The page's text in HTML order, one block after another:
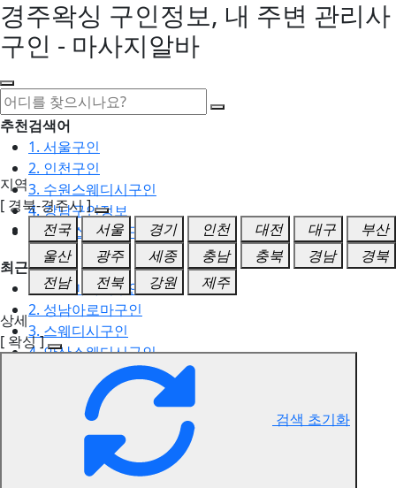
경주왁싱 구인정보, 내 주변 관리사
구인 - 마사지알바
추천검색어
1. 서울구인
2. 인천구인
3. 수원스웨디시구인
4. 강남구인정보
5. 동탄스웨디시구인
최근검색어
1. 일산마사지구인
2. 성남아로마구인
3. 스웨디시구인
4. 안산스웨디시구인
5. 아로마구인
경주 왁싱 구인정보
지역
[ 경북-경주시 ]
전국
서울 경기 인천 대전 대구
부산
울산
광주 세종 충남 충북 경남
경북
전남
전북 강원
제주
상세
[ 왁싱 ]
검색 초기화